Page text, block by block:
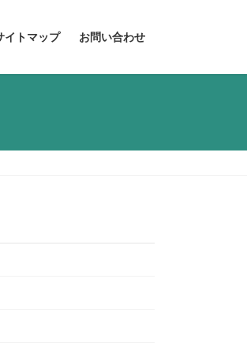
イトマップ お問い合わせ